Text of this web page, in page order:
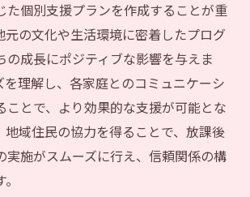
によるプランの見直し
の連携による一貫した支援
ニケーションを強化するための戦
加型のサービス評価会の実施
問による深い信頼関係の構築
ンツールを活用した情報共有
た個別支援プランを作成することが重
元の文化や生活環境に密着したプログ
の成長にポジティブな影響を与えま
を理解し、各家庭とのコミュニケーシ
ことで、より効果的な支援が可能とな
地域住民の協力を得ることで、放課後
実施がスムーズに行え、信頼関係の構